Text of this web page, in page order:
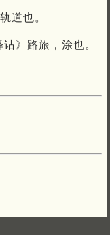
道也。
》路旅，涂也。